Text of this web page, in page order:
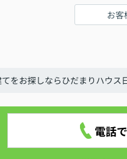
お客
をお探しならひだまりハウス
電話